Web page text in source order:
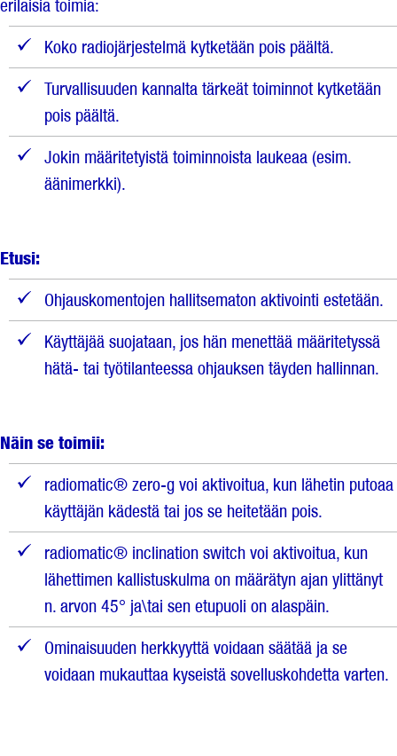
erilaisia toimia:
Koko radiojärjestelmä kytketään pois päältä.
Turvallisuuden kannalta tärkeät toiminnot kytketään
pois päältä.
Jokin määritetyistä toiminnoista laukeaa (esim.
äänimerkki).
Etusi:
Ohjauskomentojen hallitsematon aktivointi estetään.
Käyttäjää suojataan, jos hän menettää määritetyssä
hätä- tai työtilanteessa ohjauksen täyden hallinnan.
Näin se toimii:
radiomatic® zero-g voi aktivoitua, kun lähetin putoaa
käyttäjän kädestä tai jos se heitetään pois.
radiomatic® inclination switch voi aktivoitua, kun
lähettimen kallistuskulma on määrätyn ajan ylittänyt
n. arvon 45° ja\tai sen etupuoli on alaspäin.
Ominaisuuden herkkyyttä voidaan säätää ja se
voidaan mukauttaa kyseistä sovelluskohdetta varten.